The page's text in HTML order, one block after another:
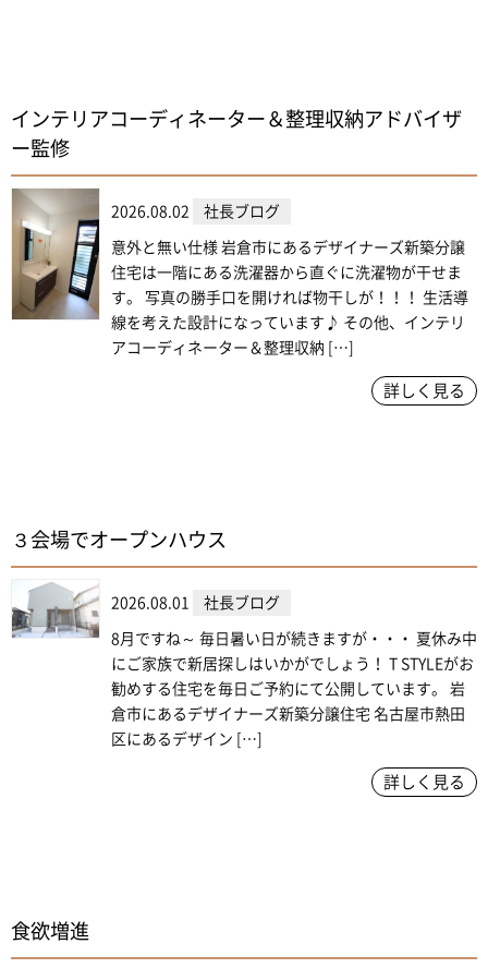
インテリアコーディネーター＆整理収納アドバイザ
ー監修
2026.08.02 社長ブログ
意外と無い仕様 岩倉市にあるデザイナーズ新築分譲
住宅は一階にある洗濯器から直ぐに洗濯物が干せま
す。 写真の勝手口を開ければ物干しが！！！ 生活導
線を考えた設計になっています♪ その他、インテリ
アコーディネーター＆整理収納 […]
詳しく見る
３会場でオープンハウス
2026.08.01 社長ブログ
8月ですね～ 毎日暑い日が続きますが・・・ 夏休み中
にご家族で新居探しはいかがでしょう！ T STYLEがお
勧めする住宅を毎日ご予約にて公開しています。 岩
倉市にあるデザイナーズ新築分譲住宅 名古屋市熱田
区にあるデザイン […]
詳しく見る
食欲増進